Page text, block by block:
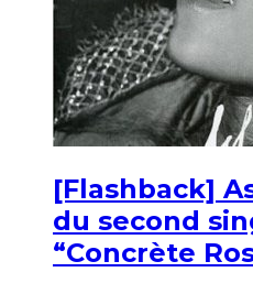
[Flashback]
du second
“Concrète